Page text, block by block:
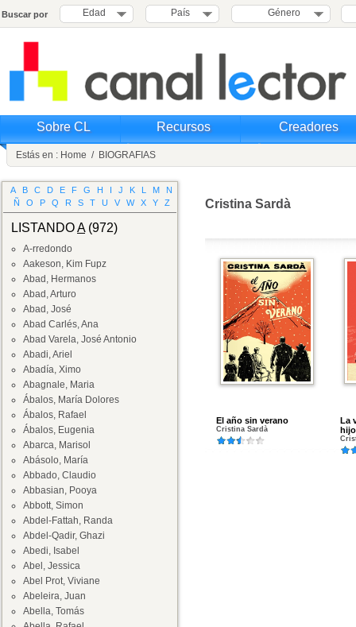
Buscar por Edad País Género
Sobre CL Recursos Creadores
Estás en : Home / BIOGRAFIAS
A B C D E F G H I J K L M
N
Ñ
O P Q R S T U V W X Y Z
LISTANDOA(972)
A-rredondo
Aakeson, Kim Fupz
Abad, Hermanos
Abad, Arturo
Abad, José
Abad Carlés, Ana
Abad Varela, José Antonio
Abadi, Ariel
Abadía, Ximo
Abagnale, Maria
Ábalos, María Dolores
Ábalos, Rafael
Ábalos, Eugenia
Abarca, Marisol
Abásolo, María
Abbado, Claudio
Abbasian, Pooya
Abbott, Simon
Abdel-Fattah, Randa
Abdel-Qadir, Ghazi
Abedi, Isabel
Abel, Jessica
Abel Prot, Viviane
Abeleira, Juan
Abella, Tomás
Cristina Sardà
El año sin verano
Cristina Sardà
La